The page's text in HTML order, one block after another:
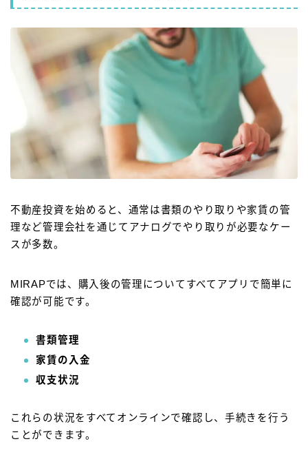
不動産投資を始めると、通常は書類のやり取りや家賃の管
理など管理会社を通じてアナログでやり取りが必要なケー
スが多数。
MIRAPでは、購入後の管理についてすべてアプリで簡単に
確認が可能です。
書類管理
家賃の入金
収支状況
これらの状況をすべてオンラインで確認し、手続きを行う
ことができます。